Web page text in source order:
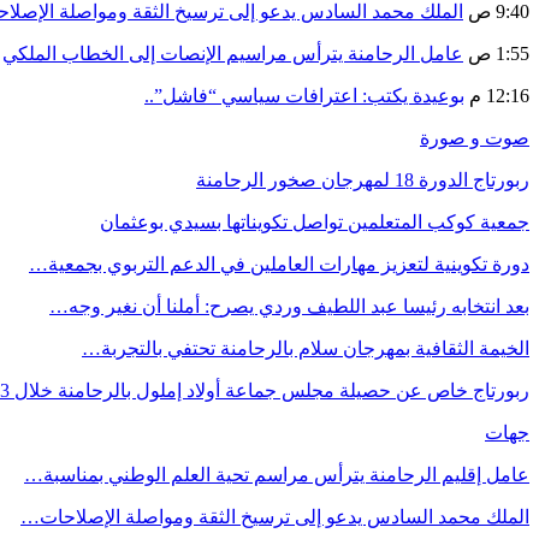
9:40 ص الملك محمد السادس يدعو إلى ترسيخ الثقة ومواصلة
1:55 ص عامل الرحامنة يترأس مراسيم الإنصات إلى الخطاب الملكي
12:16 م بوعيدة يكتب: اعترافات سياسي “فاشل”..
صوت و صورة
ربورتاج الدورة 18 لمهرجان صخور الرحامنة
جمعية كوكب المتعلمين تواصل تكويناتها بسيدي بوعثمان
دورة تكوينية لتعزيز مهارات العاملين في الدعم التربوي بجمعية…
بعد انتخابه رئيسا عبد اللطيف وردي يصرح: أملنا أن نغير وجه…
الخيمة الثقافية بمهرجان سلام بالرحامنة تحتفي بالتجربة…
ربورتاج خاص عن حصيلة مجلس جماعة أولاد إملول بالرحامنة خلال 3…
جهات
عامل إقليم الرحامنة يترأس مراسم تحية العلم الوطني بمناسبة…
الملك محمد السادس يدعو إلى ترسيخ الثقة ومواصلة الإصلاحات…